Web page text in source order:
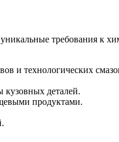
требования к
технологических
кузовных деталей.
продуктами.